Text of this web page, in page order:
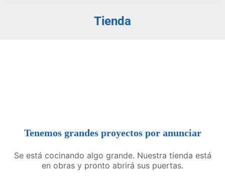
Tienda
Tenemos grandes proyectos por anunciar
Se está cocinando algo grande. Nuestra tienda está
en obras y pronto abrirá sus puertas.